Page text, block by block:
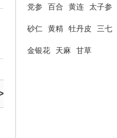
党参 百合 黄连 太子参
砂仁 黄精 牡丹皮 三七
金银花 天麻 甘草